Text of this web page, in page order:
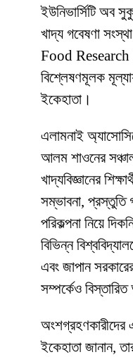
ইউনিভার্সিটি অব
খাদ্য গবেষণা
Food
বিশ্লেষণমূলক
ইকেহাতা।
এলামনাই
আলম শাওনের
খাদ্যবিজ্ঞানের
সম্ভাবনা, প্রস্তুতি
পরিকল্পনা নিয়ে
বিভিন্ন
এবং জাপান
সম্পর্কেও
ইকেহাতা জানান,